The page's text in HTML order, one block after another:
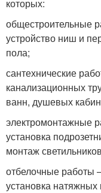
которых:
общестроительные
устройство ниш и
пола;
сантехнические
канализационных
ванн, душевых
электромонтажные
установка
монтаж
отбелочные работы
установка натяжных